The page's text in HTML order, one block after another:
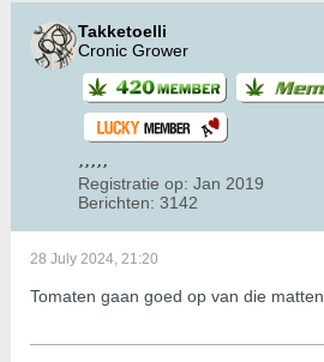
Takketoelli
Cronic Grower
Registratie op: Jan 2019
Berichten: 3142
28 July 2024, 21:20
Tomaten gaan goed op van die matten